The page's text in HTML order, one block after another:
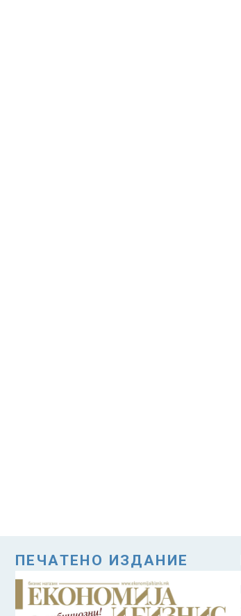
ПЕЧАТЕНО ИЗДАНИЕ